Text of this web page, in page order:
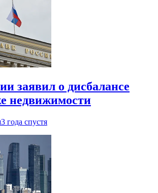
заявил о дисбалансе
недвижимости
3 года спустя